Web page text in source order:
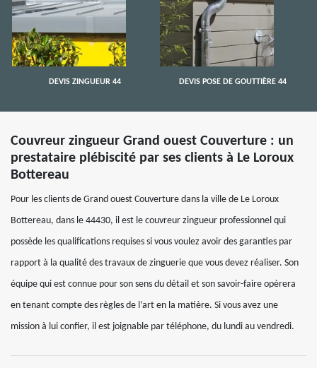
DEVIS ZINGUEUR 44 DEVIS POSE DE GOUTTIÈRE 44
Couvreur zingueur Grand ouest Couverture : un
prestataire plébiscité par ses clients à Le Loroux
Bottereau
Pour les clients de Grand ouest Couverture dans la ville de Le Loroux
Bottereau, dans le 44430, il est le couvreur zingueur professionnel qui
possède les qualifications requises si vous voulez avoir des garanties par
rapport à la qualité des travaux de zinguerie que vous devez réaliser. Son
équipe qui est connue pour son sens du détail et son savoir-faire opèrera
en tenant compte des règles de l’art en la matière. Si vous avez une
mission à lui confier, il est joignable par téléphone, du lundi au vendredi.